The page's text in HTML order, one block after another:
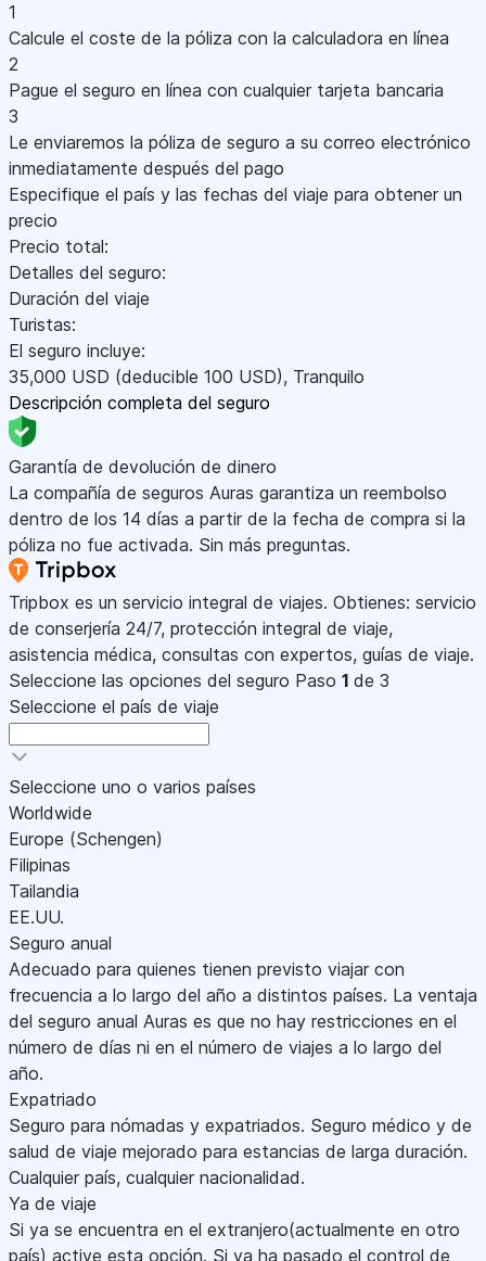
1
Calcule el coste de la póliza con la calculadora en línea
2
Pague el seguro en línea con cualquier tarjeta bancaria
3
Le enviaremos la póliza de seguro a su correo electrónico
inmediatamente después del pago
Especifique el país y las fechas del viaje para obtener un
precio
Precio total:
Detalles del seguro:
Duración del viaje
Turistas:
El seguro incluye:
35,000 USD (deducible 100 USD), Tranquilo
Descripción completa del seguro
Garantía de devolución de dinero
La compañía de seguros Auras garantiza un reembolso
dentro de los 14 días a partir de la fecha de compra si la
póliza no fue activada. Sin más preguntas.
Tripbox es un servicio integral de viajes. Obtienes: servicio
de conserjería 24/7, protección integral de viaje,
asistencia médica, consultas con expertos, guías de viaje.
Seleccione las opciones del seguro Paso 1 de 3
Seleccione el país de viaje
Seleccione uno o varios países
Worldwide
Europe (Schengen)
Filipinas
Tailandia
EE.UU.
Seguro anual
Adecuado para quienes tienen previsto viajar con
frecuencia a lo largo del año a distintos países. La ventaja
del seguro anual Auras es que no hay restricciones en el
número de días ni en el número de viajes a lo largo del
año.
Expatriado
Seguro para nómadas y expatriados. Seguro médico y de
salud de viaje mejorado para estancias de larga duración.
Cualquier país, cualquier nacionalidad.
Ya de viaje
Si ya se encuentra en el extranjero(actualmente en otro
país) active esta opción. Si ya ha pasado el control de